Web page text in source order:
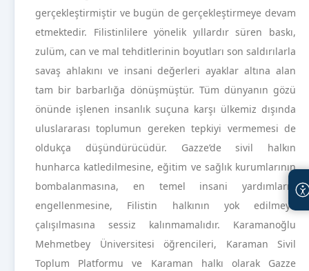
gerçekleştirmiştir ve bugün de gerçekleştirmeye devam
etmektedir. Filistinlilere yönelik yıllardır süren baskı,
zulüm, can ve mal tehditlerinin boyutları son saldırılarla
savaş ahlakını ve insani değerleri ayaklar altına alan
tam bir barbarlığa dönüşmüştür. Tüm dünyanın gözü
önünde işlenen insanlık suçuna karşı ülkemiz dışında
uluslararası toplumun gereken tepkiyi vermemesi de
oldukça düşündürücüdür. Gazze’de sivil halkın
hunharca katledilmesine, eğitim ve sağlık kurumlarının
bombalanmasına, en temel insani yardımların
engellenmesine, Filistin halkının yok edilmeye
çalışılmasına sessiz kalınmamalıdır. Karamanoğlu
Mehmetbey Üniversitesi öğrencileri, Karaman Sivil
Toplum Platformu ve Karaman halkı olarak Gazze